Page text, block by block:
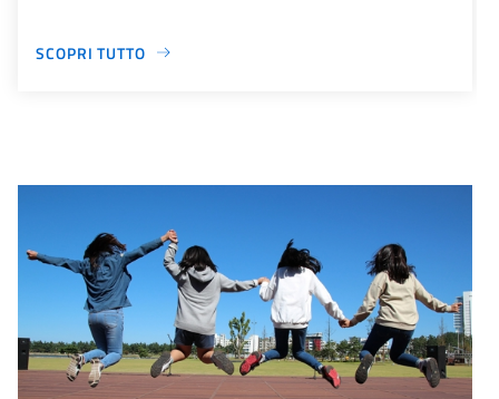
SCOPRI TUTTO